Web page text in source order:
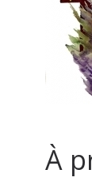
À